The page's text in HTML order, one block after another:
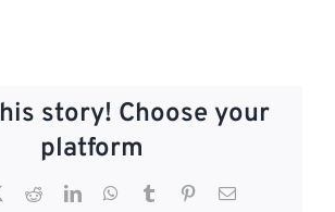
story! Choose your
platform
RedditLinkedInWhatsApp
Tumblr PinterestEmail